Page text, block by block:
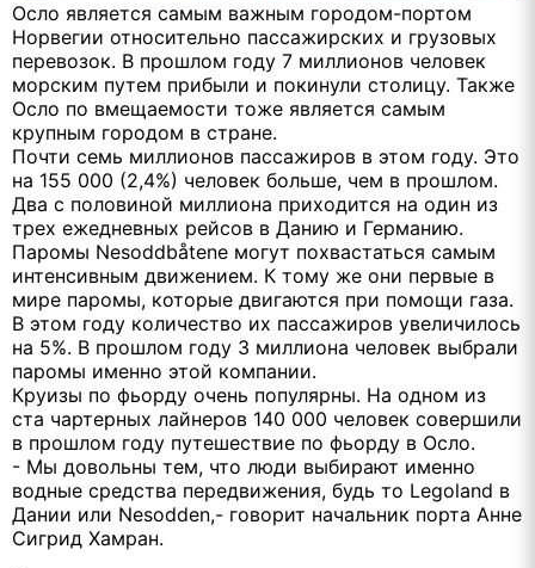
Осло является самым важным городом-портом
Норвегии относительно пассажирских и грузовых
перевозок. В прошлом году 7 миллионов человек
морским путем прибыли и покинули столицу. Также
Осло по вмещаемости тоже является самым
крупным городом в стране.
Почти семь миллионов пассажиров в этом году. Это
на 155 000 (2,4%) человек больше, чем в прошлом.
Два с половиной миллиона приходится на один из
трех ежедневных рейсов в Данию и Германию.
Паромы Nesoddbåtene могут похвастаться самым
интенсивным движением. К тому же они первые в
мире паромы, которые двигаются при помощи газа.
В этом году количество их пассажиров увеличилось
на 5%. В прошлом году 3 миллиона человек выбрали
паромы именно этой компании.
Круизы по фьорду очень популярны. На одном из
ста чартерных лайнеров 140 000 человек совершили
в прошлом году путешествие по фьорду в Осло.
- Мы довольны тем, что люди выбирают именно
водные средства передвижения, будь то Legoland в
Дании или Nesodden,- говорит начальник порта Анне
Сигрид Хамран.